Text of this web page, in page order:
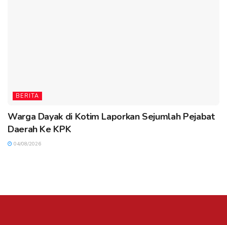
BERITA
Warga Dayak di Kotim Laporkan Sejumlah Pejabat
Daerah Ke KPK
04/08/2026